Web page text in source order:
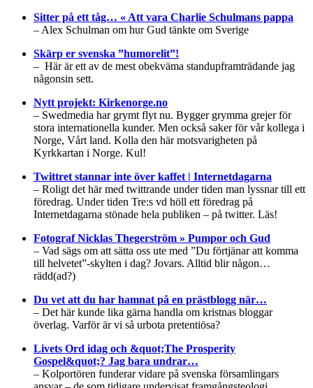
Sitter på ett tåg… « Att vara Charlie Schulmans pappa
– Alex Schulman om hur Gud tänkte om Sverige
Skärp er svenska ”humorelit”!
– Här är ett av de mest obekväma standupframträdande jag
någonsin sett.
Nytt projekt: Kirkenorge.no
– Swedmedia har grymt flyt nu. Bygger grymma grejer för
stora internationella kunder. Men också saker för vår kollega i
Norge, Vårt land. Kolla den här motsvarigheten på
Kyrkkartan i Norge. Kul!
Twittret stannar inte över kaffet | Internetdagarna
– Roligt det här med twittrande under tiden man lyssnar till ett
föredrag. Under tiden Tre:s vd höll ett föredrag på
Internetdagarna stönade hela publiken – på twitter. Läs!
Fotograf Nicklas Thegerström » Pumpor och Gud
– Vad sägs om att sätta oss ute med ”Du förtjänar att komma
till helvetet”-skylten i dag? Jovars. Alltid blir någon…
rädd(ad?)
Du vet att du har hamnat på en prästblogg när…
– Det här kunde lika gärna handla om kristnas bloggar
överlag. Varför är vi så urbota pretentiösa?
Livets Ord idag och &quot;The Prosperity
Gospel&quot;? Jag bara undrar…
– Kolportören funderar vidare på svenska församlingars